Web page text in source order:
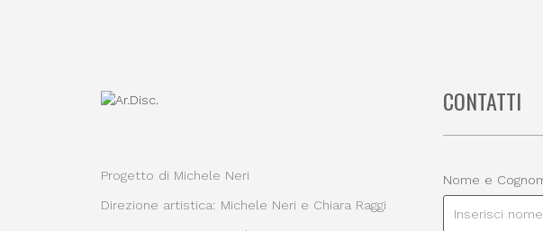
Progetto di Michele Neri
Direzione artistica: Michele Neri e Chiara Raggi
CONTATTI
Nome e